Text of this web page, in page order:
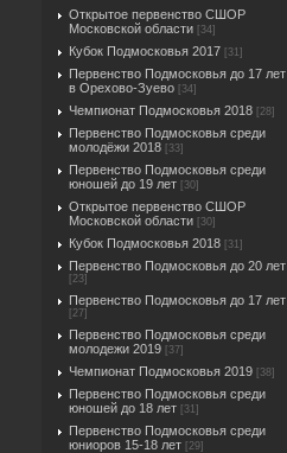
Открытое первенство СШОР
Московской области [34]
Кубок Подмосковья 2017 [31]
Первенство Подмосковья до 17 лет
в Орехово-Зуево [34]
Чемпионат Подмосковья 2018 [28]
Первенство Подмосковья среди
молодёжи 2018 [33]
Первенство Подмосковья среди
юношей до 19 лет [30]
Открытое первенство СШОР
Московской области [30]
Кубок Подмосковья 2018 [31]
Первенство Подмосковья до 20 лет
[23]
Первенство Подмосковья до 17 лет
[27]
Первенство Подмосковья среди
молодежи 2019 [37]
Чемпионат Подмосковья 2019 [38]
Первенство Подмосковья среди
юношей до 18 лет [31]
Первенство Подмосковья среди
юниоров 15-18 лет [29]